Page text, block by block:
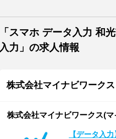
「スマホ データ入力 和
入力」の求人情報
株式会社マイナビワークス
株式会社マイナビワークス(
【データ入